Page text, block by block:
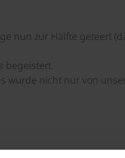
nun zur Hälfte geteert
begeistert.
wurde nicht nur von